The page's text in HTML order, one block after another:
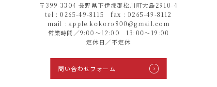
〒399-3304 長野県下伊那郡松川町大島2910-4
tel : 0265-49-8115 fax : 0265-49-8112
mail : apple.kokoro800@gmail.com
営業時間／9:00〜12:00 13:00〜19:00
定休日／不定休
問い合わせフォーム